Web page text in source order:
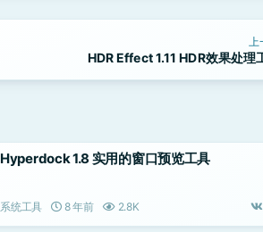
上
HDR Effect 1.11 HDR效果处理
Hyperdock 1.8 实用的窗口预览工具
系统工具 8 年前 2.8K